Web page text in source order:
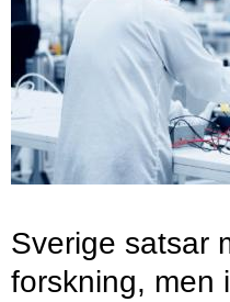
Sverige satsar
forskning, men